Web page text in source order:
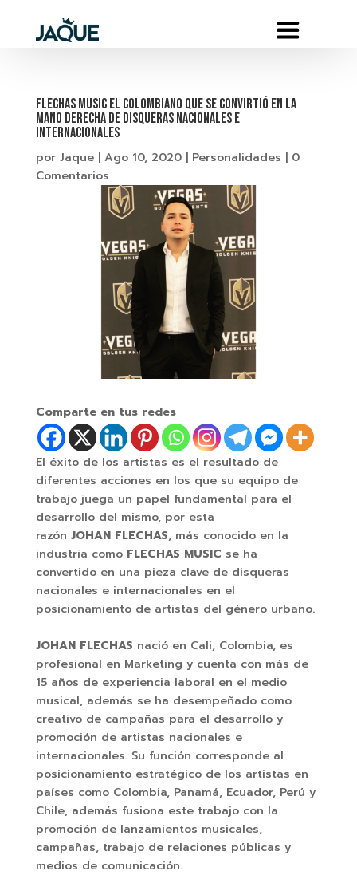
FLECHAS MUSIC EL COLOMBIANO QUE SE CONVIRTIÓ EN LA
MANO DERECHA DE DISQUERAS NACIONALES E
INTERNACIONALES
por Jaque| Ago 10, 2020| Personalidades
0
Comentarios
Comparte en tus redes
El éxito de los artistas es el resultado de
diferentes acciones en los que su equipo de
trabajo juega un papel fundamental para el
desarrollo del mismo, por esta
razón JOHAN FLECHAS, más conocido en la
industria como FLECHAS MUSIC se ha
convertido en una pieza clave de disqueras
nacionales e internacionales en el
posicionamiento de artistas del género urbano.
JOHAN FLECHAS nació en Cali, Colombia, es
profesional en Marketing y cuenta con más de
15 años de experiencia laboral en el medio
musical, además se ha desempeñado como
creativo de campañas para el desarrollo y
promoción de artistas nacionales e
internacionales. Su función corresponde al
posicionamiento estratégico de los artistas en
países como Colombia, Panamá, Ecuador, Perú y
Chile, además fusiona este trabajo con la
promoción de lanzamientos musicales,
campañas, trabajo de relaciones públicas y
medios de comunicación.